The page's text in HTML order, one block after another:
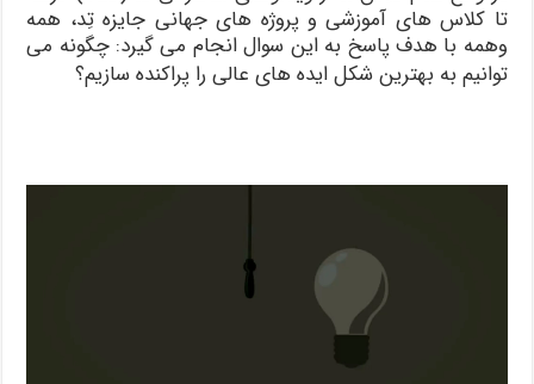
تا کلاس های آموزشی و پروژه های جهانی جایزه تِد، همه
وهمه با هدف پاسخ به این سوال انجام می گیرد: چگونه می
توانیم به بهترین شکل ایده های عالی را پراکنده سازیم؟